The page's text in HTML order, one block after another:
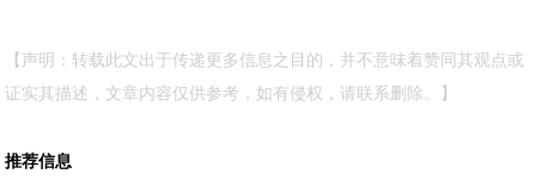
【声明：转载此文出于传递更多信息之目的，并不意味着赞同其观点或
证实其描述，文章内容仅供参考，如有侵权，请联系删除。】
推荐信息